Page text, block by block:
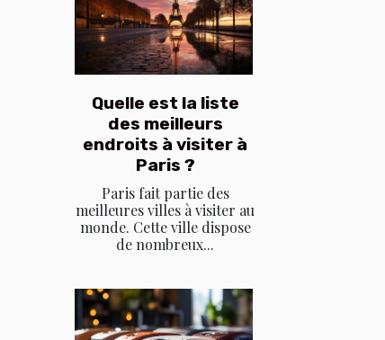
Quelle est la liste
des meilleurs
endroits à visiter à
Paris ?
Paris fait partie des
meilleures villes à visiter au
monde. Cette ville dispose
de nombreux...